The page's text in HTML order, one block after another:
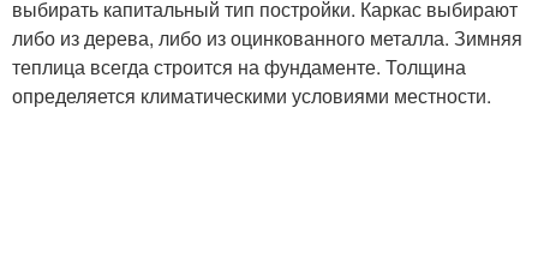
выбирать капитальный тип постройки. Каркас выбирают
либо из дерева, либо из оцинкованного металла. Зимняя
теплица всегда строится на фундаменте. Толщина
определяется климатическими условиями местности.